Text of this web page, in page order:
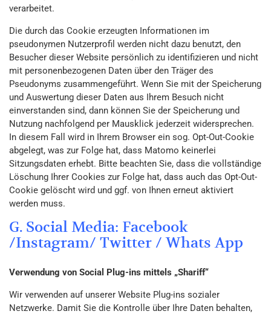
verarbeitet.
Die durch das Cookie erzeugten Informationen im
pseudonymen Nutzerprofil werden nicht dazu benutzt, den
Besucher dieser Website persönlich zu identifizieren und nicht
mit personenbezogenen Daten über den Träger des
Pseudonyms zusammengeführt. Wenn Sie mit der Speicherung
und Auswertung dieser Daten aus Ihrem Besuch nicht
einverstanden sind, dann können Sie der Speicherung und
Nutzung nachfolgend per Mausklick jederzeit widersprechen.
In diesem Fall wird in Ihrem Browser ein sog. Opt-Out-Cookie
abgelegt, was zur Folge hat, dass Matomo keinerlei
Sitzungsdaten erhebt. Bitte beachten Sie, dass die vollständige
Löschung Ihrer Cookies zur Folge hat, dass auch das Opt-Out-
Cookie gelöscht wird und ggf. von Ihnen erneut aktiviert
werden muss.
G. Social Media: Facebook
/Instagram/ Twitter / Whats App
Verwendung von Social Plug-ins mittels „Shariff“
Wir verwenden auf unserer Website Plug-ins sozialer
Netzwerke. Damit Sie die Kontrolle über Ihre Daten behalten,